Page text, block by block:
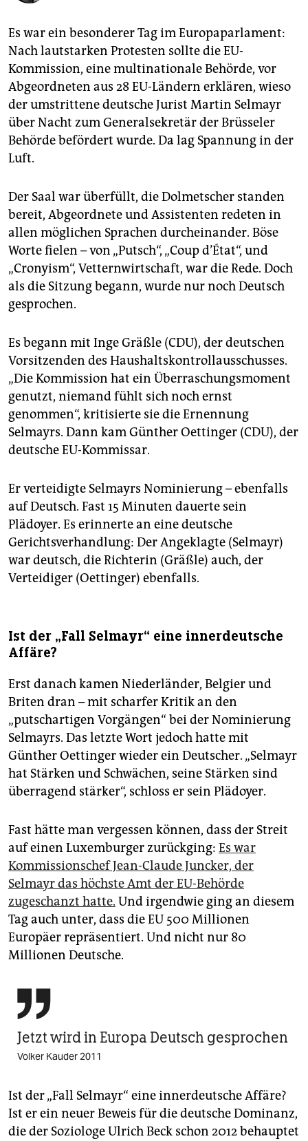
abo
genossenschaft
epaper login
Es war ein besonderer Tag im Europaparlament:
Nach lautstarken Protesten sollte die EU-
Kommission, eine multinationale Behörde, vor
Abgeordneten aus 28 EU-Ländern erklären, wieso
der umstrittene deutsche Jurist Martin Selmayr
über Nacht zum Generalsekretär der Brüsseler
Behörde befördert wurde. Da lag Spannung in der
Luft.
Der Saal war überfüllt, die Dolmetscher standen
bereit, Abgeordnete und Assistenten redeten in
allen möglichen Sprachen durcheinander. Böse
Worte fielen – von „Putsch“, „Coup d’État“, und
„Cronyism“, Vetternwirtschaft, war die Rede. Doch
als die Sitzung begann, wurde nur noch Deutsch
gesprochen.
Es begann mit Inge Gräßle (CDU), der deutschen
Vorsitzenden des Haushaltskontrollausschusses.
„Die Kommission hat ein Überraschungsmoment
genutzt, niemand fühlt sich noch ernst
genommen“, kritisierte sie die Ernennung
Selmayrs. Dann kam Günther Oettinger (CDU), der
deutsche EU-Kommissar.
Er verteidigte Selmayrs Nominierung – ebenfalls
auf Deutsch. Fast 15 Minuten dauerte sein
Plädoyer. Es erinnerte an eine deutsche
Gerichtsverhandlung: Der Angeklagte (Selmayr)
war deutsch, die Richterin (Gräßle) auch, der
Verteidiger (Oettinger) ebenfalls.
Ist der „Fall Selmayr“ eine innerdeutsche
Affäre?
Erst danach kamen Niederländer, Belgier und
Briten dran – mit scharfer Kritik an den
„putschartigen Vorgängen“ bei der Nominierung
Selmayrs. Das letzte Wort jedoch hatte mit
Günther Oettinger wieder ein Deutscher. „Selmayr
hat Stärken und Schwächen, seine Stärken sind
überragend stärker“, schloss er sein Plädoyer.
Fast hätte man vergessen können, dass der Streit
auf einen Luxemburger zurückging: Es war
Kommissionschef Jean-Claude Juncker, der
Selmayr das höchste Amt der EU-Behörde
zugeschanzt hatte. Und irgendwie ging an diesem
Tag auch unter, dass die EU 500 Millionen
Europäer repräsentiert. Und nicht nur 80
Millionen Deutsche.

Jetzt wird in Europa Deutsch gesprochen
Volker Kauder 2011
Ist der „Fall Selmayr“ eine innerdeutsche Affäre?
Ist er ein neuer Beweis für die deutsche Dominanz,
die der Soziologe Ulrich Beck schon 2012 behauptet